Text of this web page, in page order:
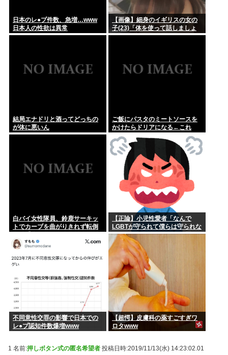
日本のレ●プ件数、急増…www
日本人の性欲は異常
【画像】細身のイギリスの女の
子(23)「体を使って話しましょ
う…
結局エナドリと酒ってどっちの
が体に悪いん
ご飯にパスタのミートソースを
かけたらドリアになる←これ
白バイ女性隊員、鈴鹿サーキッ
トでカーブを曲がりきれず転倒
【正論】小児性愛者「なんで
LGBTが守られて僕らは守られな
いんだああああ」←いや犯罪だ
からやん
不同意性交罪の影響で日本での
レ●プ認知件数爆増www
【超愕】皮膚科の薬すごすぎワ
ロタwww
1 名前:押しボタン式の匿名希望者 投稿日時:2019/11/13(水) 14:23:02.01